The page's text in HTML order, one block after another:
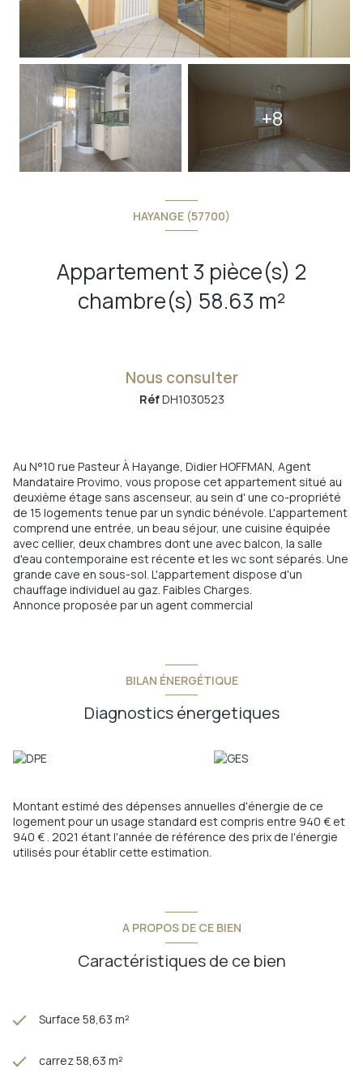
+8
HAYANGE (57700)
Appartement 3 pièce(s) 2
chambre(s) 58.63 m²
Nous consulter
RéfDH1030523
Au N°10 rue Pasteur À Hayange, Didier HOFFMAN, Agent
Mandataire Provimo, vous propose cet appartement situé au
deuxième étage sans ascenseur, au sein d' une co-propriété
de 15 logements tenue par un syndic bénévole. L'appartement
comprend une entrée, un beau séjour, une cuisine équipée
avec cellier, deux chambres dont une avec balcon, la salle
d'eau contemporaine est récente et les wc sont séparés. Une
grande cave en sous-sol. L'appartement dispose d'un
chauffage individuel au gaz. Faibles Charges.
Annonce proposée par un agent commercial
BILAN ÉNERGÉTIQUE
Diagnostics énergetiques
Montant estimé des dépenses annuelles d'énergie de ce
logement pour un usage standard est compris entre 940 € et
940 € . 2021 étant l'année de référence des prix de l'énergie
utilisés pour établir cette estimation.
A PROPOS DE CE BIEN
Caractéristiques de ce bien
Surface 58,63 m²
carrez 58,63 m²